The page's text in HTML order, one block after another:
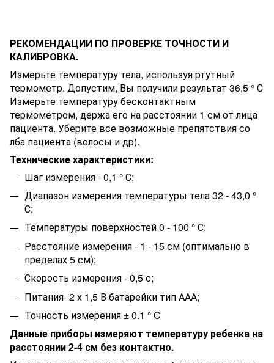
РЕКОМЕНДАЦИИ ПО ПРОВЕРКЕ ТОЧНОСТИ И
КАЛИБРОВКА.
Измерьте температуру тела, используя ртутный
термометр. Допустим, Вы получили результат 36,5 ° С
Измерьте температуру бесконтактным
термометром, держа его на расстоянии 1 см от лица
пациента. Уберите все возможные препятствия со
лба пациента (волосы и др).
Технические характеристики:
Шаг измерения - 0,1 ° С;
Диапазон измерения температуры тела 32 - 43,0 °
С;
Температуры поверхностей 0 - 100 ° С;
Расстояние измерения - 1 - 15 см (оптимально в
пределах 5 см);
Скорость измерения - 0,5 с;
Питания- 2 х 1,5 В батарейки тип ААА;
Точность измерения ± 0.1 ° C
Данные приборы измеряют температуру ребенка на
расстоянии 2-4 см без контактно.